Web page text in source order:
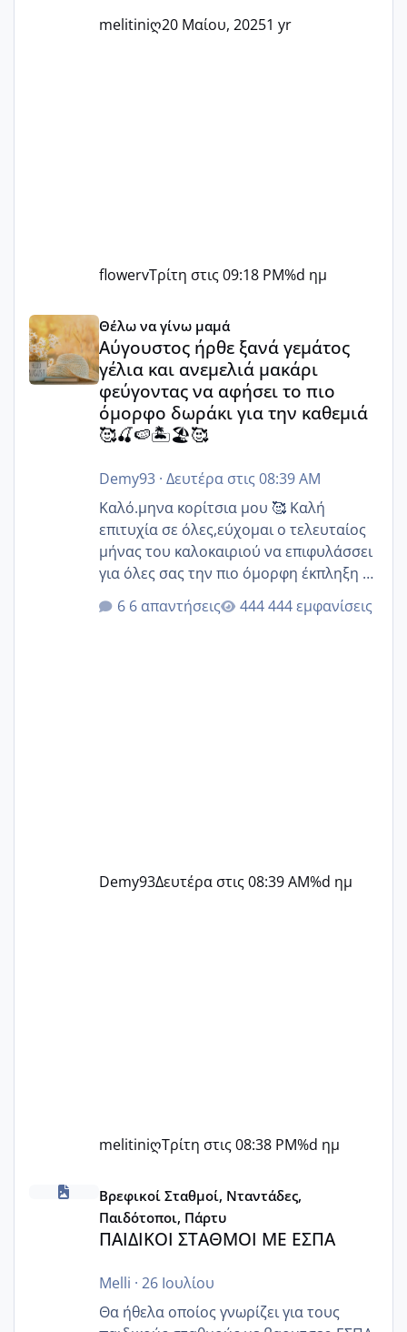
melitiniღ20 Μαίου, 20251 yr
flowervΤρίτη στις 09:18 PM%d ημ
Αύγουστος ήρθε ξανά γεμάτος γέλια και ανεμελιά
Θέλω να γίνω μαμά
Αύγουστος ήρθε ξανά γεμάτος
γέλια και ανεμελιά μακάρι
φεύγοντας να αφήσει το πιο
όμορφο δωράκι για την καθεμιά
🥰🍒🍉🏝️🏖️🥰
Demy93· Δευτέρα στις 08:39 AM
Καλό.μηνα κορίτσια μου 🥰 Καλή
επιτυχία σε όλες,εύχομαι ο τελευταίος
μήνας του καλοκαιριού να επιφυλάσσει
για όλες σας την πιο όμορφη έκπληξη 🧿
@Elk @Melikara86 @Παρασκευαιδου
@Zenia z @melitiniღ @Christi.D.
6 απαντήσεις 444 εμφανίσεις
Demy93Δευτέρα στις 08:39 AM%d ημ
melitiniღΤρίτη στις 08:38 PM%d ημ
ΠΑΙΔΙΚΟΙ ΣΤΑΘΜΟΙ ΜΕ ΕΣΠΑ
Βρεφικοί Σταθμοί, Νταντάδες,
Παιδότοποι, Πάρτυ
ΠΑΙΔΙΚΟΙ ΣΤΑΘΜΟΙ ΜΕ ΕΣΠΑ
Melli · 26 Ιουλίου
Θα ήθελα οποίος γνωρίζει για τους